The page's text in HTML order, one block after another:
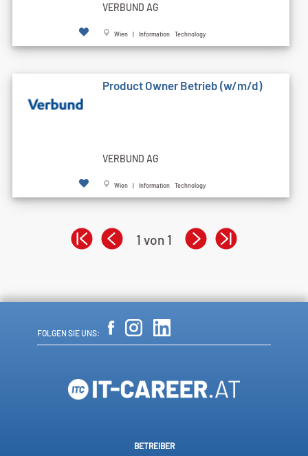
VERBUND AG
Wien | Information Technology
Product Owner Betrieb (w/m/d)
VERBUND AG
Wien | Information Technology
1 von 1
FOLGEN SIE UNS:
BETREIBER